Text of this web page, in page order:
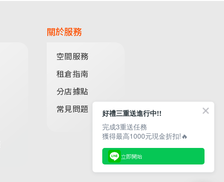
關於服務
空間服務
租倉指南
分店據點
常見問題
好禮三重送進行中!!
完成3重送任務
獲得最高1000元現金折扣!🔥
立即開始